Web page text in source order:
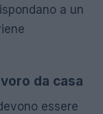
a un
da casa
essere